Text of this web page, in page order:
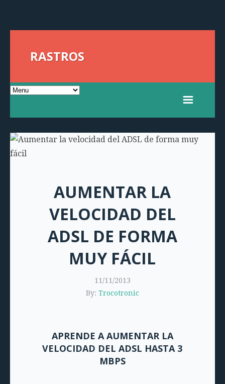
RASTROS
AUMENTAR LA
VELOCIDAD DEL
ADSL DE FORMA
MUY FÁCIL
11/11/2013
By: Trocotronic
APRENDE A AUMENTAR LA
VELOCIDAD DEL ADSL HASTA 3
MBPS